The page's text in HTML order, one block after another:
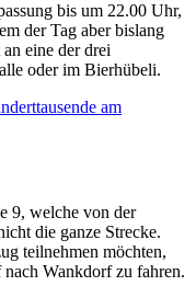
bis um 22.00 Uhr,
der Tag aber bislang
eine der drei
oder im Bierhübeli.
am
9, welche von der
die ganze Strecke.
teilnehmen möchten,
Wankdorf zu fahren.